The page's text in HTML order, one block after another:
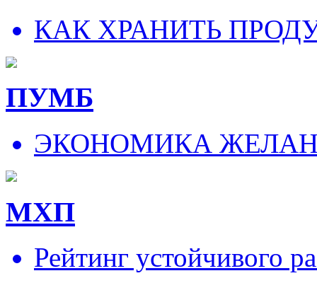
КАК ХРАНИТЬ
ПУМБ
ЭКОНОМИКА
МХП
Рейтинг устойчивого